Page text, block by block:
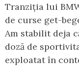
Tranziția lui
de curse get-
Am stabilit deja
doză de
exploatat în